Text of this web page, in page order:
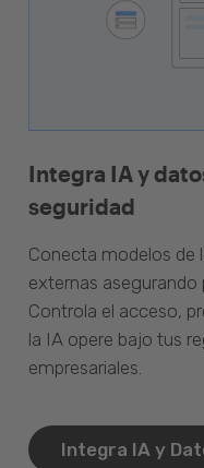
Integra IA y
seguridad
Conecta modelos de
externas asegurando
Controla el acceso,
la IA opere bajo tus
empresariales.
Integra IA y